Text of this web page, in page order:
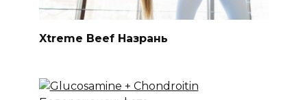
Xtreme Beef Назрань